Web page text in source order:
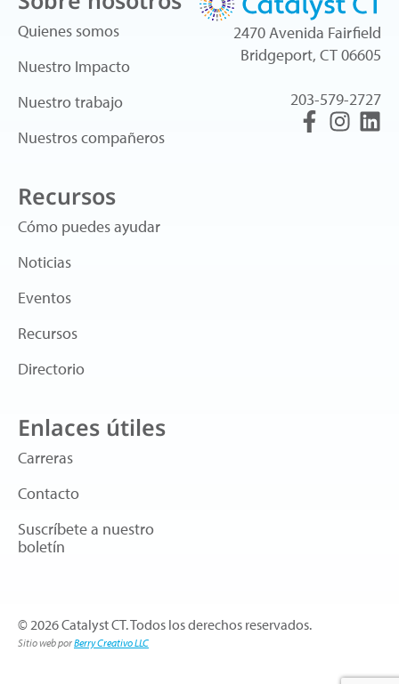
Quienes somos
Nuestro Impacto
Nuestro trabajo
Nuestros compañeros
Recursos
Cómo puedes ayudar
Noticias
Eventos
Recursos
Directorio
Enlaces útiles
Carreras
Contacto
Suscríbete a nuestro
boletín
2470 Avenida Fairfield
Bridgeport, CT 06605
203-579-2727
© 2026 Catalyst CT. Todos los derechos reservados.
Sitio web porBerry Creativo LLC